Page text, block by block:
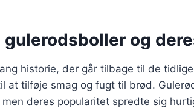
og
historie, der går tilbage til de
at tilføje smag og fugt til brød.
deres popularitet spredte sig